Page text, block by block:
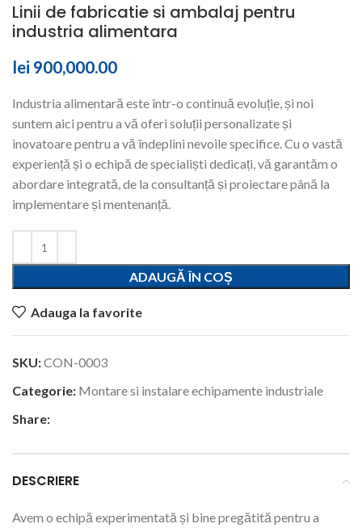
Linii de fabricatie si ambalaj pentru
industria alimentara
lei 900,000.00
Industria alimentară este într-o continuă evoluție, și noi
suntem aici pentru a vă oferi soluții personalizate și
inovatoare pentru a vă îndeplini nevoile specifice. Cu o vastă
experiență și o echipă de specialiști dedicați, vă garantăm o
abordare integrată, de la consultanță și proiectare până la
implementare și mentenanță.
ADAUGĂ ÎN COȘ
Adauga la favorite
SKU:CON-0003
Categorie: Montare si instalare echipamente industriale
Share:
DESCRIERE
Avem o echipă experimentată și bine pregătită pentru a